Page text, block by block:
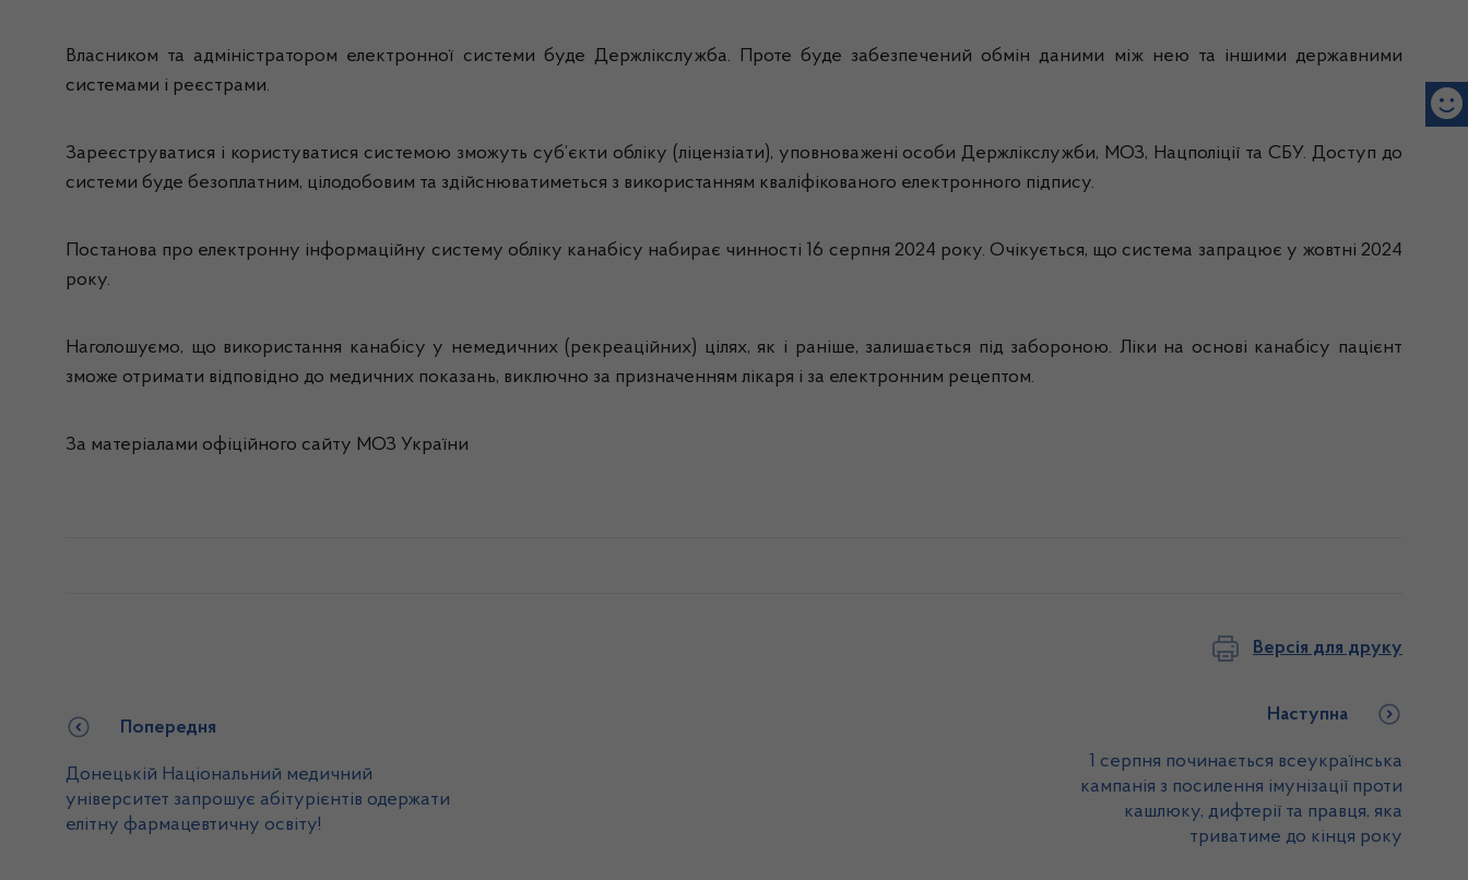
Власником та адміністратором електронної системи буде Держлікслужба. Проте буде забезпечений обмін даними між нею та іншими державними
системами і реєстрами.
Зареєструватися і користуватися системою зможуть суб’єкти обліку (ліцензіати), уповноважені особи Держлікслужби, МОЗ, Нацполіції та СБУ. Доступ до
системи буде безоплатним, цілодобовим та здійснюватиметься з використанням кваліфікованого електронного підпису.
Постанова про електронну інформаційну систему обліку канабісу набирає чинності 16 серпня 2024 року. Очікується, що система запрацює у жовтні 2024
року.
Наголошуємо, що використання канабісу у немедичних (рекреаційних) цілях, як і раніше, залишається під забороною. Ліки на основі канабісу пацієнт
зможе отримати відповідно до медичних показань, виключно за призначенням лікаря і за електронним рецептом.
За матеріалами офіційного сайту МОЗ України
Версія для друку
Попередня
Донецькій Національний медичний
університет запрошує абітурієнтів одержати
елітну фармацевтичну освіту!
Наступна
1 серпня починається всеукраїнська
кампанія з посилення імунізації проти
кашлюку, дифтерії та правця, яка
триватиме до кінця року